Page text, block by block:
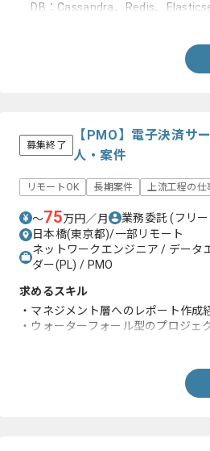
DB：Cassandra、Redis、
募集終了
【PMO】電子決済サ
人・案件
リモートOK 長期案件 上流工程の仕
〜75万円／月 業務委託(フリ
日本橋(東京都)/一部リモート
ネットワークエンジニア / デー
ダー(PL) / PMO
求めるスキル
・マネジメント層へのレポート作成
・ウォーターフォール型のプロジェ